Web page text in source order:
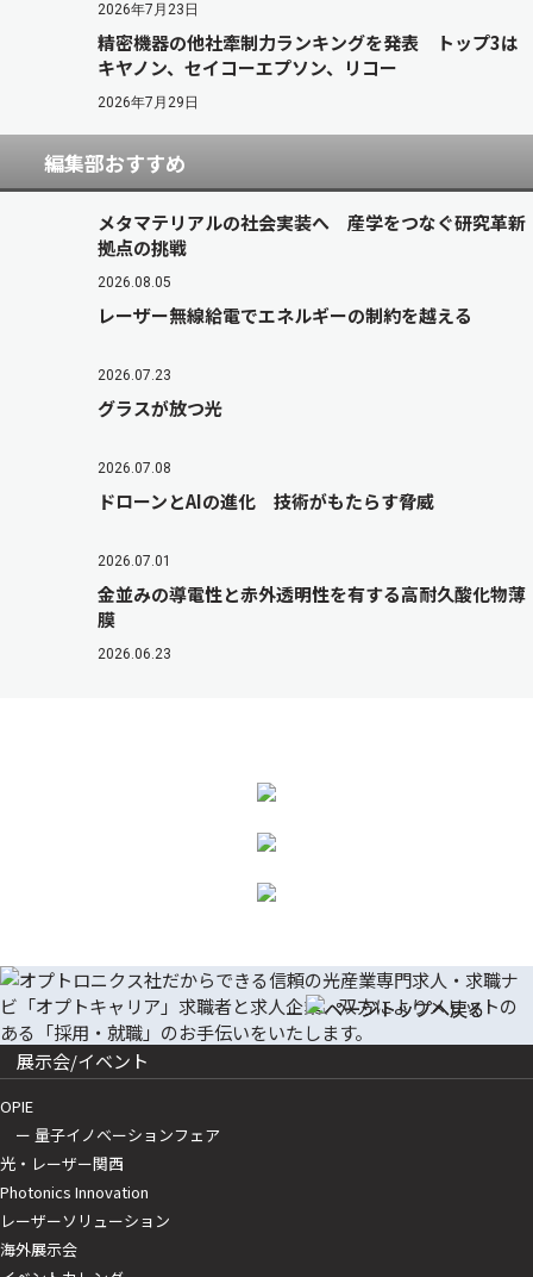
2026年7月23日
精密機器の他社牽制力ランキングを発表 トップ3は
キヤノン、セイコーエプソン、リコー
2026年7月29日
編集部おすすめ
メタマテリアルの社会実装へ 産学をつなぐ研究革新
拠点の挑戦
2026.08.05
レーザー無線給電でエネルギーの制約を越える
2026.07.23
グラスが放つ光
2026.07.08
ドローンとAIの進化 技術がもたらす脅威
2026.07.01
金並みの導電性と赤外透明性を有する高耐久酸化物薄
膜
2026.06.23
展示会/イベント
OPIE
ー 量子イノベーションフェア
光・レーザー関西
Photonics Innovation
レーザーソリューション
海外展示会